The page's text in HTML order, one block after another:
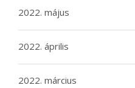
2022. május
2022. április
2022. március